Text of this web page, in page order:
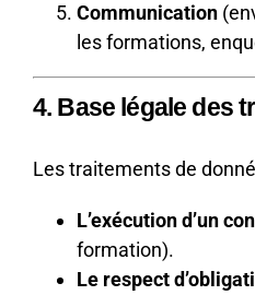
Communication
les formations,
4. Base légale des
Les traitements de
L’exécution d’un
formation).
Le respect